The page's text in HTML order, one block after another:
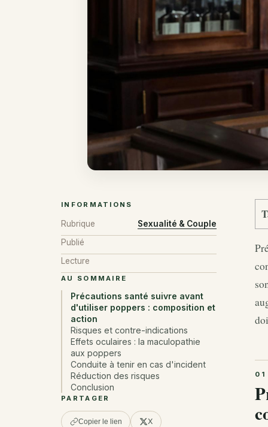
INFORMATIONS
Rubrique
Sexualité & Couple
Publié
Lecture
AU SOMMAIRE
Précautions santé suivre avant
d'utiliser poppers : composition et
action
Risques et contre-indications
Effets oculaires : la maculopathie
aux poppers
Conduite à tenir en cas d'incident
Réduction des risques
Conclusion
PARTAGER
Copier le lien X